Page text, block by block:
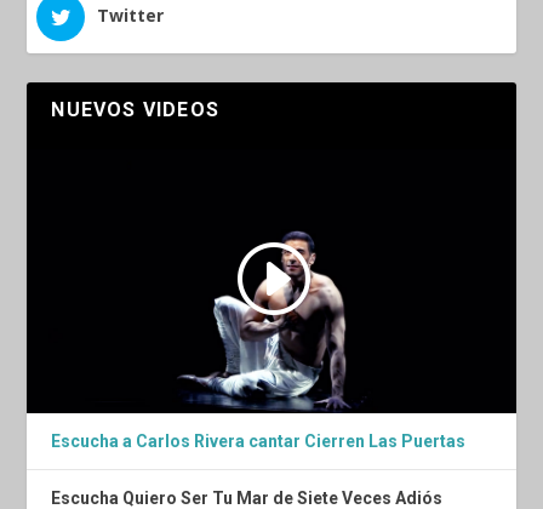
Twitter
NUEVOS VIDEOS
Escucha a Carlos Rivera cantar Cierren Las Puertas
Escucha Quiero Ser Tu Mar de Siete Veces Adiós